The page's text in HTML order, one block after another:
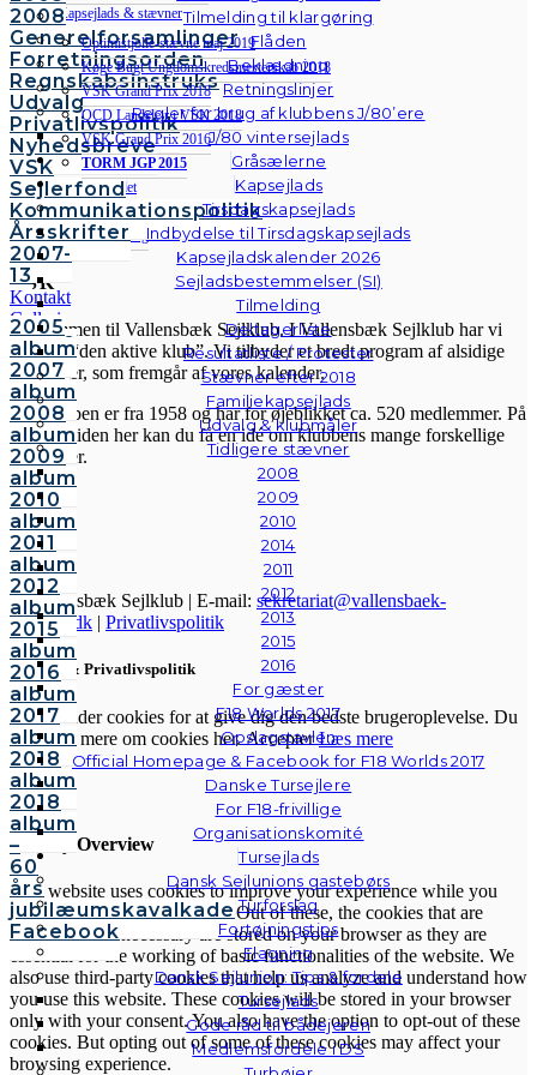
Tilmelding til klargøring
Flåden
Beklædning
Retningslinjer
Regler for brug af klubbens J/80’ere
J/80 vintersejlads
Gråsælerne
Kapsejlads
Tirsdagskapsejlads
Indbydelse til Tirsdagskapsejlads
Kapsejladskalender 2026
Sejladsbestemmelser (SI)
Tilmelding
Deltagerliste
Resultatliste / Protester
Stævner efter 2018
Familiekapsejlads
Udvalg & klubmåler
Tidligere stævner
2008
2009
2010
2014
2011
2012
2013
2015
2016
For gæster
F18 Worlds 2017
Opslagstavlen
Official Homepage & Facebook for F18 Worlds 2017
Danske Tursejlere
For F18-frivillige
Organisationskomité
Tursejlads
Dansk Sejlunions gastebørs
Turforslag
Fortøjningstips
Flagning
Dansk Sejlunion: Tips & fordele
Tursejlads
Gode råd til bådejeren
Medlemsfordele i DS
2008
Generelforsamlinger
Forretningsorden
Regnskabsinstruks
Udvalg
Privatlivspolitik
Nyhedsbreve
VSK
Sejlerfond
Kommunikationspolitik
Årsskrifter
2007-
13
Kontakt
Galleri
Andre
fotos
2005
album
2007
album
2008
album
2009
album
2010
album
2011
album
2012
album
2015
album
2016
album
2017
album
2018
album
2018
album
–
60
års
jubilæumskavalkade
Facebook
Kapsejlads & stævner
Optimistjolle-stævne maj 2019
Køge Bugt Ungdomskredsmesterskab 2018
VSK Grand Prix 2018
OCD Landslejr i VSK 2018
VSK Grand Prix 2016
TORM JGP 2015
Forældrerådet
Sikkerhed
Ungdomsvenlig
VSK
Velkommen til Vallensbæk Sejlklub. I Vallensbæk Sejlklub har vi
mottoet “den aktive klub”. Vi tilbyder et bredt program af alsidige
aktiviteter, som fremgår af vores kalender.
Sejlklubben er fra 1958 og har for øjeblikket ca. 520 medlemmer. På
hjemmesiden her kan du få en idé om klubbens mange forskellige
aktiviteter.
© Vallensbæk Sejlklub | E-mail: sekretariat@vallensbaek-
sejlklub.dk | Privatlivspolitik
Cookies & Privatlivspolitik
Vi anvender cookies for at give dig den bedste brugeroplevelse. Du
kan læse mere om cookies her.Accepter Læs mere
Luk
Privacy Overview
This website uses cookies to improve your experience while you
navigate through the website. Out of these, the cookies that are
categorized as necessary are stored on your browser as they are
essential for the working of basic functionalities of the website. We
also use third-party cookies that help us analyze and understand how
you use this website. These cookies will be stored in your browser
only with your consent. You also have the option to opt-out of these
cookies. But opting out of some of these cookies may affect your
browsing experience.